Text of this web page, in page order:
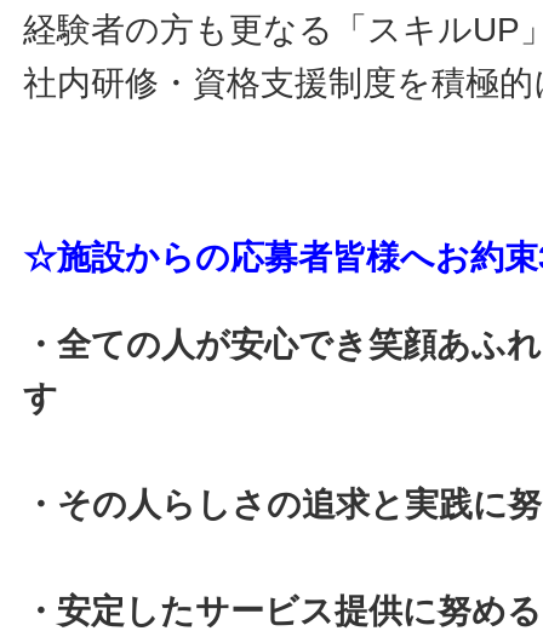
経験者の方も更なる「スキルUP
社内研修・資格支援制度を積極
☆施設からの応募者皆様へお約
・全ての人が安心でき笑顔あふ
す
・その人らしさの追求と実践に
・安定したサービス提供に努め